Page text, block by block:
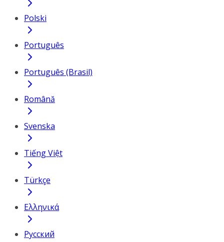
Polski
Português
Português (Brasil)
Română
Svenska
Tiếng Việt
Türkçe
Ελληνικά
Русский